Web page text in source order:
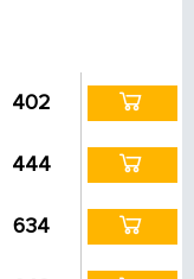
402
444
634